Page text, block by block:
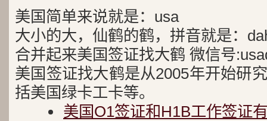
美国简单来说就是：usa
大小的大，仙鹤的鹤，拼音就是：
合并起来美国签证找大鹤 微信号
美国签证找大鹤是从2005年开始研
括美国绿卡工卡等。
美国O1签证和H1B工作签证